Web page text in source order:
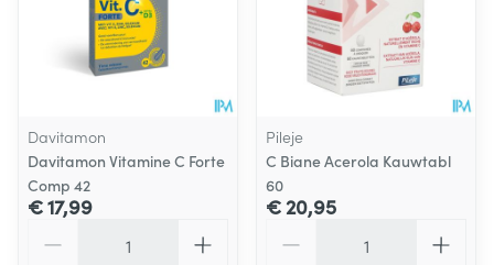
Davitamon
Davitamon Vitamine C Forte
Comp 42
€ 17,99
Pileje
C Biane Acerola Kauwtabl
60
€ 20,95